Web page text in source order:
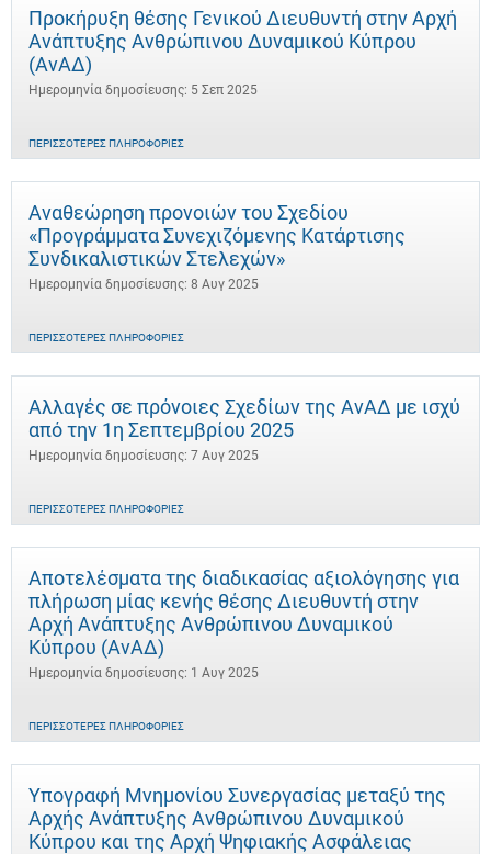
Προκήρυξη θέσης Γενικού Διευθυντή στην Αρχή
Ανάπτυξης Ανθρώπινου Δυναμικού Κύπρου
(ΑνΑΔ)
Ημερομηνία δημοσίευσης: 5 Σεπ 2025
ΠΕΡΙΣΣΌΤΕΡΕΣ ΠΛΗΡΟΦΟΡΊΕΣ
Αναθεώρηση προνοιών του Σχεδίου
«Προγράμματα Συνεχιζόμενης Κατάρτισης
Συνδικαλιστικών Στελεχών»
Ημερομηνία δημοσίευσης: 8 Αυγ 2025
ΠΕΡΙΣΣΌΤΕΡΕΣ ΠΛΗΡΟΦΟΡΊΕΣ
Αλλαγές σε πρόνοιες Σχεδίων της ΑνΑΔ με ισχύ
από την 1η Σεπτεμβρίου 2025
Ημερομηνία δημοσίευσης: 7 Αυγ 2025
ΠΕΡΙΣΣΌΤΕΡΕΣ ΠΛΗΡΟΦΟΡΊΕΣ
Αποτελέσματα της διαδικασίας αξιολόγησης για
πλήρωση μίας κενής θέσης Διευθυντή στην
Αρχή Ανάπτυξης Ανθρώπινου Δυναμικού
Κύπρου (ΑνΑΔ)
Ημερομηνία δημοσίευσης: 1 Αυγ 2025
ΠΕΡΙΣΣΌΤΕΡΕΣ ΠΛΗΡΟΦΟΡΊΕΣ
Υπογραφή Μνημονίου Συνεργασίας μεταξύ της
Αρχής Ανάπτυξης Ανθρώπινου Δυναμικού
Κύπρου και της Αρχή Ψηφιακής Ασφάλειας